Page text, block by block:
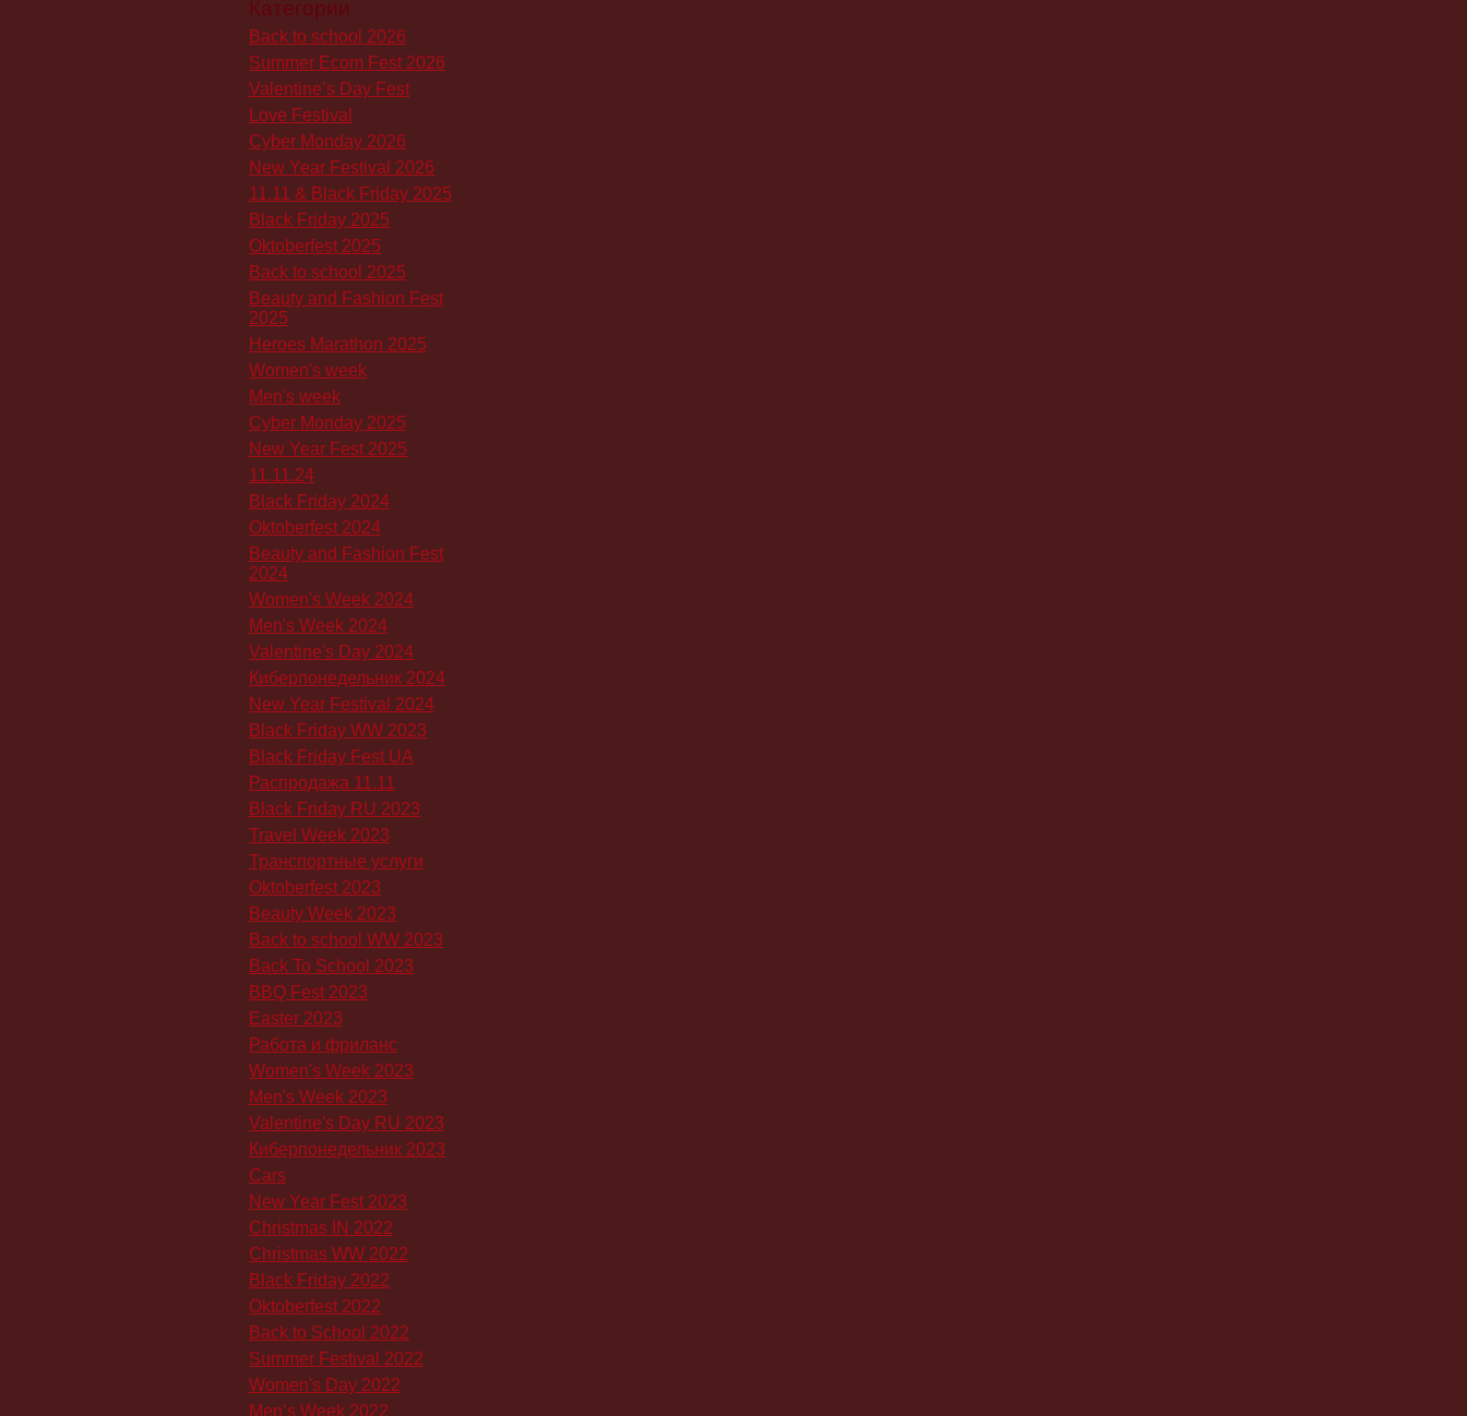
Категории
Back to school 2026
Summer Ecom Fest 2026
Valentine’s Day Fest
Love Festival
Cyber Monday 2026
New Year Festival 2026
11.11 & Black Friday 2025
Black Friday 2025
Oktoberfest 2025
Back to school 2025
Beauty and Fashion Fest
2025
Heroes Marathon 2025
Women's week
Men's week
Cyber Monday 2025
New Year Fest 2025
11.11.24
Black Friday 2024
Oktoberfest 2024
Beauty and Fashion Fest
2024
Women's Week 2024
Men's Week 2024
Valentine's Day 2024
Киберпонедельник 2024
New Year Festival 2024
Black Friday WW 2023
Black Friday Fest UA
Распродажа 11.11
Black Friday RU 2023
Travel Week 2023
Транспортные услуги
Oktoberfest 2023
Beauty Week 2023
Back to school WW 2023
Back To School 2023
BBQ Fest 2023
Easter 2023
Работа и фриланс
Women's Week 2023
Men's Week 2023
Valentine's Day RU 2023
Киберпонедельник 2023
Cars
New Year Fest 2023
Christmas IN 2022
Christmas WW 2022
Black Friday 2022
Oktoberfest 2022
Back to School 2022
Summer Festival 2022
Women's Day 2022
Men’s Week 2022